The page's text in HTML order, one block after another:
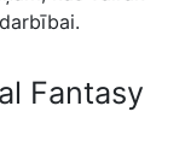
Fantasy